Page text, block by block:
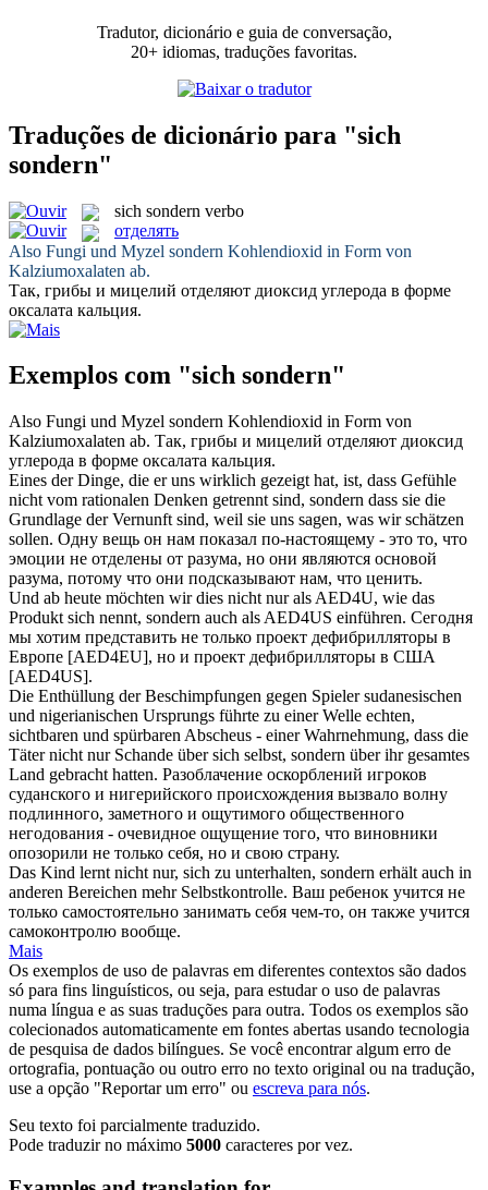
Tradutor, dicionário e guia de conversação,
20+ idiomas, traduções favoritas.
Traduções de dicionário para "sich
sondern"
sich sondern verbo
отделять
Also Fungi und Myzel sondern Kohlendioxid in Form von
Kalziumoxalaten ab.
Так, грибы и мицелий отделяют диоксид углерода в форме
оксалата кальция.
Exemplos com "sich sondern"
Also Fungi und Myzel sondern Kohlendioxid in Form von
Kalziumoxalaten ab. Так, грибы и мицелий отделяют диоксид
углерода в форме оксалата кальция.
Eines der Dinge, die er uns wirklich gezeigt hat, ist, dass Gefühle
nicht vom rationalen Denken getrennt sind, sondern dass sie die
Grundlage der Vernunft sind, weil sie uns sagen, was wir schätzen
sollen. Одну вещь он нам показал по-настоящему - это то, что
эмоции не отделены от разума, но они являются основой
разума, потому что они подсказывают нам, что ценить.
Und ab heute möchten wir dies nicht nur als AED4U, wie das
Produkt sich nennt, sondern auch als AED4US einführen. Сегодня
мы хотим представить не только проект дефибрилляторы в
Европе [AED4EU], но и проект дефибрилляторы в США
[AED4US].
Die Enthüllung der Beschimpfungen gegen Spieler sudanesischen
und nigerianischen Ursprungs führte zu einer Welle echten,
sichtbaren und spürbaren Abscheus - einer Wahrnehmung, dass die
Täter nicht nur Schande übersich selbst, sondern über ihr gesamtes
Land gebracht hatten. Разоблачение оскорблений игроков
суданского и нигерийского происхождения вызвало волну
подлинного, заметного и ощутимого общественного
негодования - очевидное ощущение того, что виновники
опозорили не только себя, но и свою страну.
Das Kind lernt nicht nur, sich zu unterhalten, sondern erhält auch in
anderen Bereichen mehr Selbstkontrolle. Ваш ребенок учится не
только самостоятельно занимать себя чем-то, он также учится
самоконтролю вообще.
Mais
Os exemplos de uso de palavras em diferentes contextos são dados
só para fins linguísticos, ou seja, para estudar o uso de palavras
numa língua e as suas traduções para outra. Todos os exemplos são
colecionados automaticamente em fontes abertas usando tecnologia
de pesquisa de dados bilíngues. Se você encontrar algum erro de
ortografia, pontuação ou outro erro no texto original ou na tradução,
use a opção "Reportar um erro" ou escreva para nós.
Seu texto foi parcialmente traduzido.
Pode traduzir no máximo 5000 caracteres por vez.